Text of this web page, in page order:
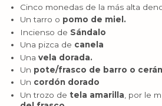
Cinco monedas de la más alta
Un tarro o pomo de miel.
Incienso de Sándalo
Una pizca de canela
Una vela dorada.
Un pote/frasco de barro o
Un cordón dorado
Un trozo de tela amarilla , por le